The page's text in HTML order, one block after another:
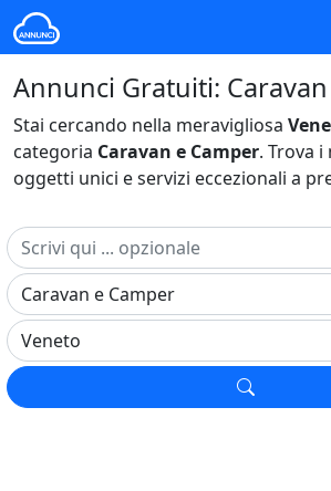
Stai cercando nella meravigliosa
categoria Caravan e Camper. Trova
oggetti unici e servizi eccezionali a